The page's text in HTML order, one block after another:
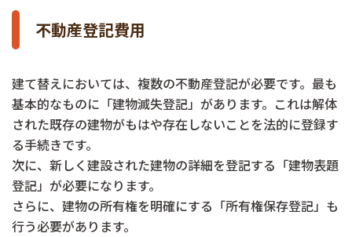
不動産登記費用
建て替えにおいては、複数の不動産登記が必要です。最も
基本的なものに「建物滅失登記」があります。これは解体
された既存の建物がもはや存在しないことを法的に登録す
る手続きです。
次に、新しく建設された建物の詳細を登記する「建物表題
登記」が必要になります。
さらに、建物の所有権を明確にする「所有権保存登記」も
行う必要があります。